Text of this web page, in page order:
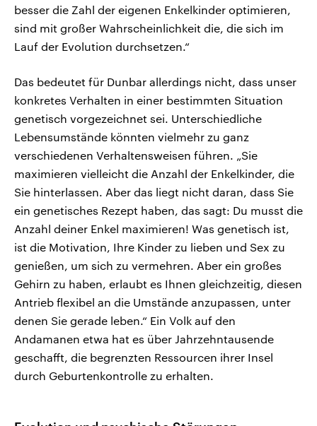
besser die Zahl der eigenen Enkelkinder optimieren,
sind mit großer Wahrscheinlichkeit die, die sich im
Lauf der Evolution durchsetzen.“
Das bedeutet für Dunbar allerdings nicht, dass unser
konkretes Verhalten in einer bestimmten Situation
genetisch vorgezeichnet sei. Unterschiedliche
Lebensumstände könnten vielmehr zu ganz
verschiedenen Verhaltensweisen führen. „Sie
maximieren vielleicht die Anzahl der Enkelkinder, die
Sie hinterlassen. Aber das liegt nicht daran, dass Sie
ein genetisches Rezept haben, das sagt: Du musst die
Anzahl deiner Enkel maximieren! Was genetisch ist,
ist die Motivation, Ihre Kinder zu lieben und Sex zu
genießen, um sich zu vermehren. Aber ein großes
Gehirn zu haben, erlaubt es Ihnen gleichzeitig, diesen
Antrieb flexibel an die Umstände anzupassen, unter
denen Sie gerade leben.“ Ein Volk auf den
Andamanen etwa hat es über Jahrzehntausende
geschafft, die begrenzten Ressourcen ihrer Insel
durch Geburtenkontrolle zu erhalten.